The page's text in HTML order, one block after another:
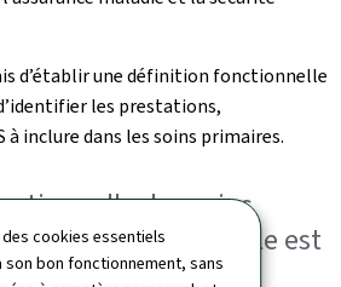
cookies essentiels
son bon fonctionnement, sans
d’établir une définition fonctionnelle
les prestations,
inclure dans les soins primaires.
des soins
telle qu’elle est